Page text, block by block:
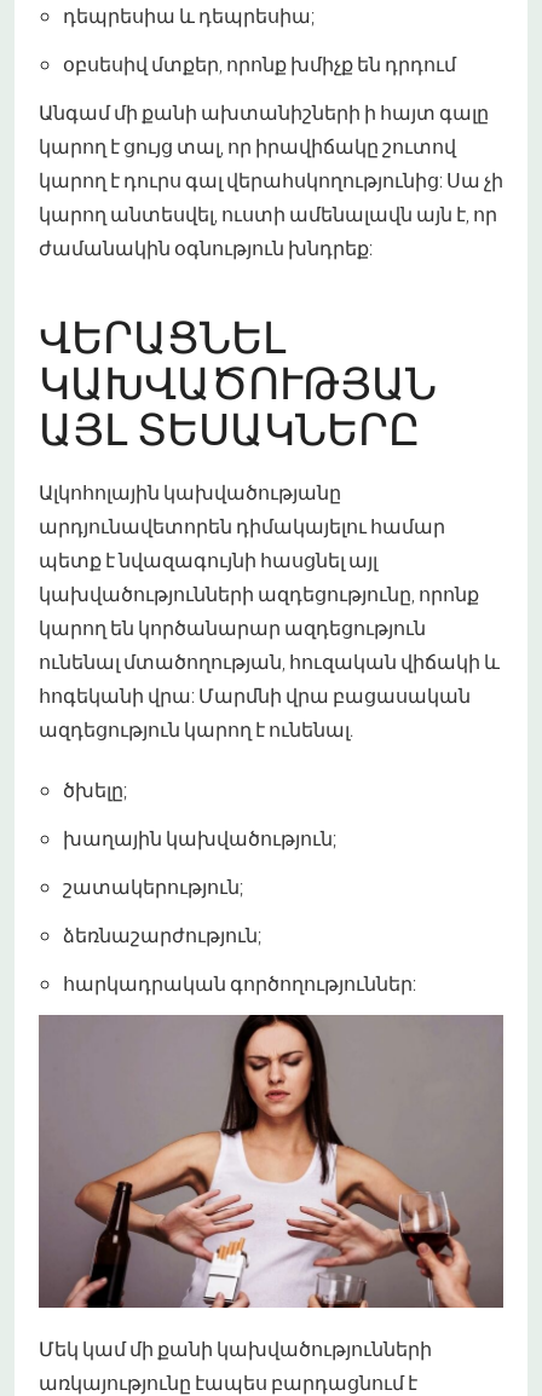
դեպրեսիա և դեպրեսիա;
օբսեսիվ մտքեր, որոնք խմիչք են դրդում
Անգամ մի քանի ախտանիշների ի հայտ գալը
կարող է ցույց տալ, որ իրավիճակը շուտով
կարող է դուրս գալ վերահսկողությունից: Սա չի
կարող անտեսվել, ուստի ամենալավն այն է, որ
ժամանակին օգնություն խնդրեք:
ՎԵՐԱՑՆԵԼ
ԿԱԽՎԱԾՈՒԹՅԱՆ
ԱՅԼ ՏԵՍԱԿՆԵՐԸ
Ալկոհոլային կախվածությանը
արդյունավետորեն դիմակայելու համար
պետք է նվազագույնի հասցնել այլ
կախվածությունների ազդեցությունը, որոնք
կարող են կործանարար ազդեցություն
ունենալ մտածողության, հուզական վիճակի և
հոգեկանի վրա: Մարմնի վրա բացասական
ազդեցություն կարող է ունենալ.
ծխելը;
խաղային կախվածություն;
շատակերություն;
ձեռնաշարժություն;
հարկադրական գործողություններ:
Մեկ կամ մի քանի կախվածությունների
առկայությունը էապես բարդացնում է